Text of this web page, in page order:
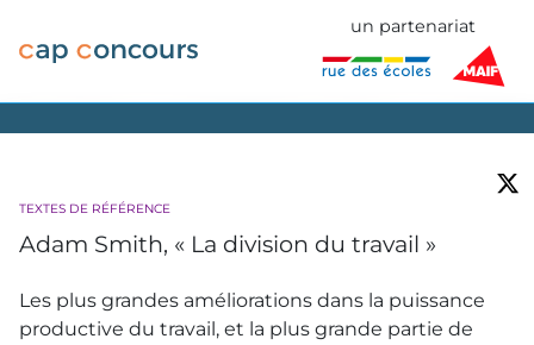
un partenariat
TEXTES DE RÉFÉRENCE
Adam Smith, « La division du travail »
Les plus grandes améliorations dans la puissance
productive du travail, et la plus grande partie de